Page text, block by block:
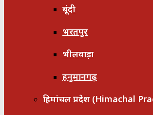
बूंदी
भरतपुर
भीलवाड़ा
हनुमानगढ़
हिमांचल प्रदेश (Himachal